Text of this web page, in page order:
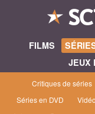
FILMS
JEUX
Critiques de séries
Séries en DVD